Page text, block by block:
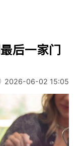
后一家门
2026-06-02 15:05